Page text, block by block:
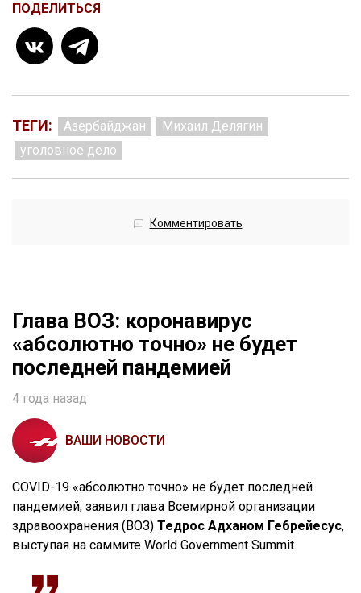
ПОДЕЛИТЬСЯ
ТЕГИ: Азербайджан
Михаил Делягин
уголовное дело
Комментировать
Глава ВОЗ: коронавирус
«абсолютно точно» не будет
последней пандемией
4 года назад
ВАШИ НОВОСТИ
COVID-19 «абсолютно точно» не будет последней
пандемией, заявил глава Всемирной организации
здравоохранения (ВОЗ) Тедрос Адханом Гебрейесус,
выступая на саммите World Government Summit.